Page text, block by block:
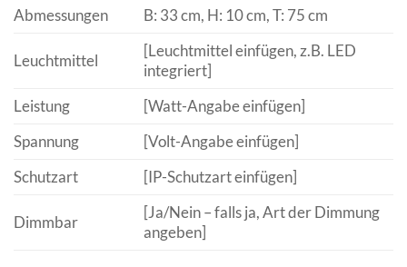
Abmessungen B: 33 cm, H: 10 cm, T: 75 cm
Leuchtmittel
[Leuchtmittel einfügen, z.B. LED
integriert]
Leistung
[Watt-Angabe einfügen]
Spannung
[Volt-Angabe einfügen]
Schutzart
[IP-Schutzart einfügen]
Dimmbar
[Ja/Nein – falls ja, Art der Dimmung
angeben]